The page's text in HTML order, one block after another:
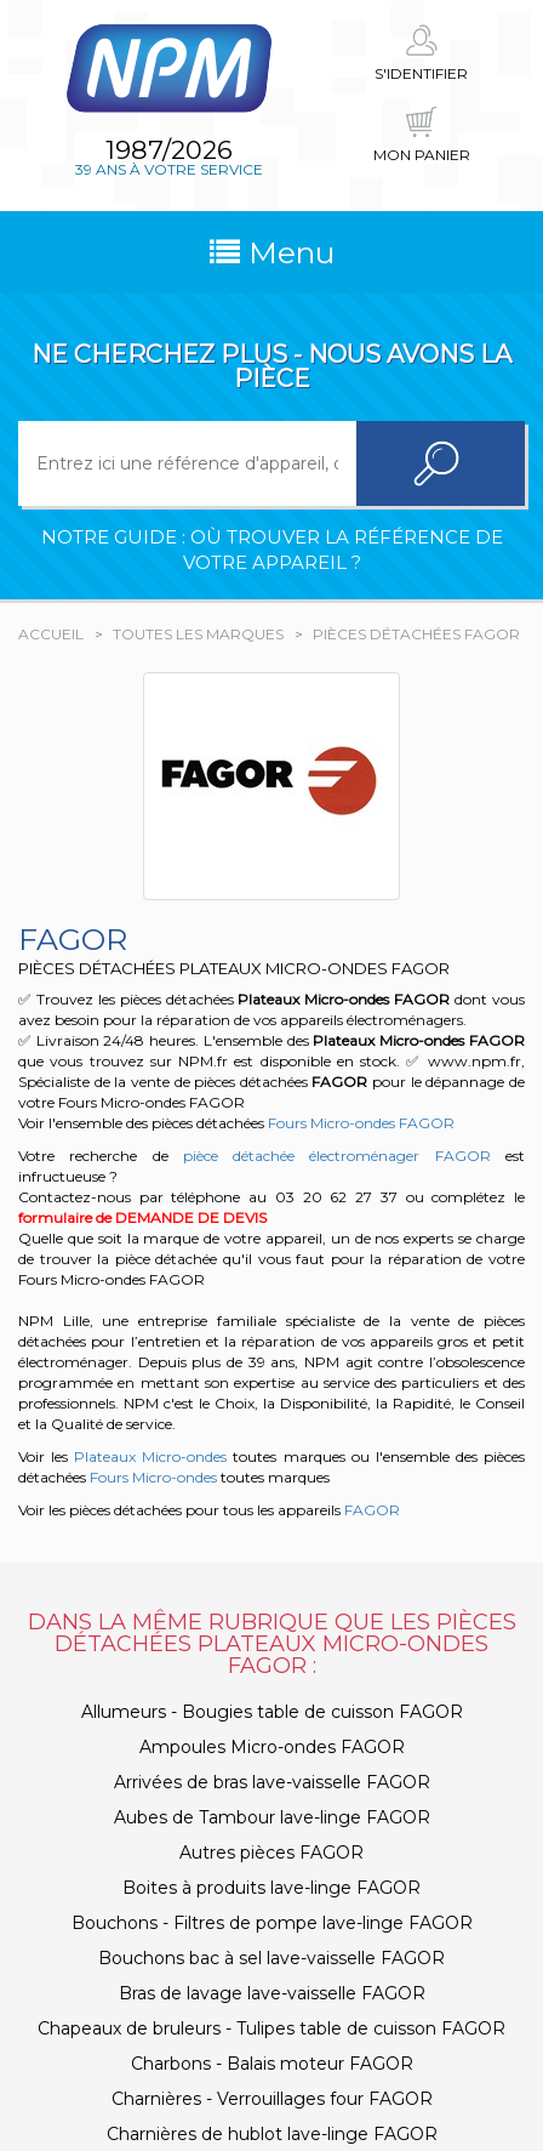
1987/2026
39 ANS À VOTRE SERVICE
S'IDENTIFIER
MON PANIER
Menu
NE CHERCHEZ PLUS - NOUS AVONS LA
PIÈCE
NOTRE GUIDE : OÙ TROUVER LA RÉFÉRENCE DE
VOTRE APPAREIL ?
ACCUEIL TOUTES LES MARQUES PIÈCES DÉTACHÉES FAGOR
FAGOR
PIÈCES DÉTACHÉES PLATEAUX MICRO-ONDES FAGOR
✅ Trouvez les pièces détachées Plateaux Micro-ondes FAGOR dont vous
avez besoin pour la réparation de vos appareils électroménagers.
✅ Livraison 24/48 heures. L'ensemble des Plateaux Micro-ondes FAGOR
que vous trouvez sur NPM.fr est disponible en stock. ✅ www.npm.fr,
Spécialiste de la vente de pièces détachées FAGOR pour le dépannage de
votre Fours Micro-ondes FAGOR
Voir l'ensemble des pièces détachées Fours Micro-ondes FAGOR
Votre recherche de pièce détachée électroménager FAGOR est
infructueuse ?
Contactez-nous par téléphone au 03 20 62 27 37 ou complétez le
formulaire de DEMANDE DE DEVIS
Quelle que soit la marque de votre appareil, un de nos experts se charge
de trouver la pièce détachée qu'il vous faut pour la réparation de votre
Fours Micro-ondes FAGOR
NPM Lille, une entreprise familiale spécialiste de la vente de pièces
détachées pour l’entretien et la réparation de vos appareils gros et petit
électroménager. Depuis plus de 39 ans, NPM agit contre l’obsolescence
programmée en mettant son expertise au service des particuliers et des
professionnels. NPM c'est le Choix, la Disponibilité, la Rapidité, le Conseil
et la Qualité de service.
Voir les Plateaux Micro-ondes toutes marques ou l'ensemble des pièces
détachées Fours Micro-ondes toutes marques
Voir les pièces détachées pour tous les appareils FAGOR
DANS LA MÊME RUBRIQUE QUE LES PIÈCES
DÉTACHÉES PLATEAUX MICRO-ONDES
FAGOR :
Allumeurs - Bougies table de cuisson FAGOR
Ampoules Micro-ondes FAGOR
Arrivées de bras lave-vaisselle FAGOR
Aubes de Tambour lave-linge FAGOR
Autres pièces FAGOR
Boites à produits lave-linge FAGOR
Bouchons - Filtres de pompe lave-linge FAGOR
Bouchons bac à sel lave-vaisselle FAGOR
Bras de lavage lave-vaisselle FAGOR
Chapeaux de bruleurs - Tulipes table de cuisson FAGOR
Charbons - Balais moteur FAGOR
Charnières - Verrouillages four FAGOR
Charnières de hublot lave-linge FAGOR